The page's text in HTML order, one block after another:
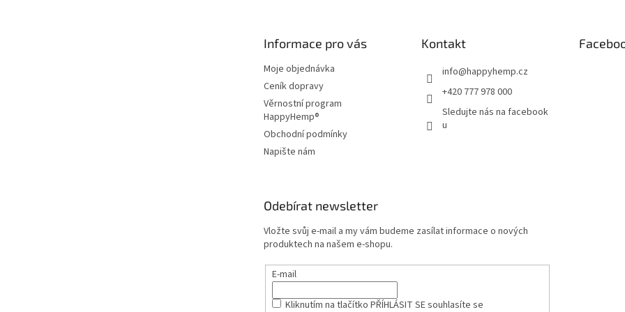
Informace pro vás
Moje objednávka
Ceník dopravy
Věrnostní program
HappyHemp®
Obchodní podmínky
Napište nám
Kontakt
info@happyhemp.cz
+420 777 978 000
Sledujte nás na facebook
u
Odebírat newsletter
Vložte svůj e-mail a my vám budeme zasílat informace o nových
produktech na našem e-shopu.
E-mail
Kliknutím na tlačítko PŘÍHLÁSIT SEsouhlasíte se